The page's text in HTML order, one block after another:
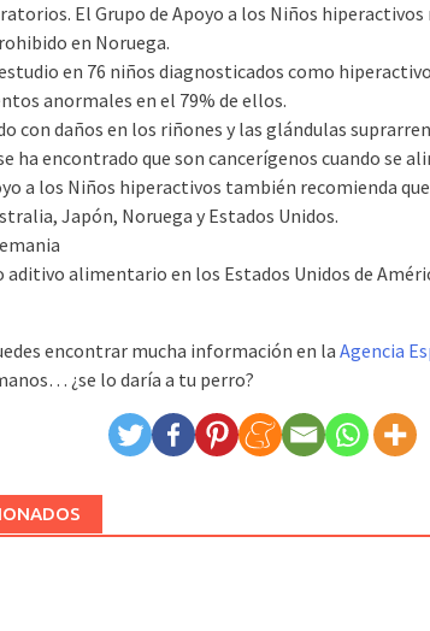
El Grupo de Apoyo a los Niños hiperactivos
en Noruega.
en 76 niños diagnosticados como
anormales en el 79% de ellos.
con daños en los riñones y las glándulas
ha encontrado que son cancerígenos cuando se
a los Niños hiperactivos también recomienda
Japón, Noruega y Estados Unidos.
aditivo alimentario en los Estados Unidos de
encontrar mucha información en la Agencia
¿se lo daría a tu perro?